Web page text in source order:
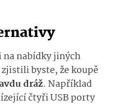
na nabídky jiných
byste, že koupě
dráž. Například
čtyři USB porty